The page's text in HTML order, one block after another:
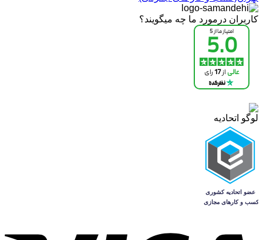
کاربران درمورد ما چه میگویند؟
لوگو اتحادیه